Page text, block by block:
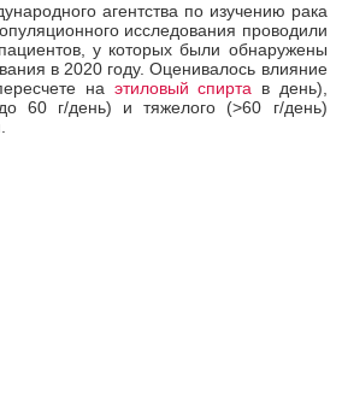
агентства по изучению рака
исследования проводили
у которых были обнаружены
в 2020 году. Оценивалось влияние
на этиловый спирта в день),
60 г/день) и тяжелого (>60 г/день)